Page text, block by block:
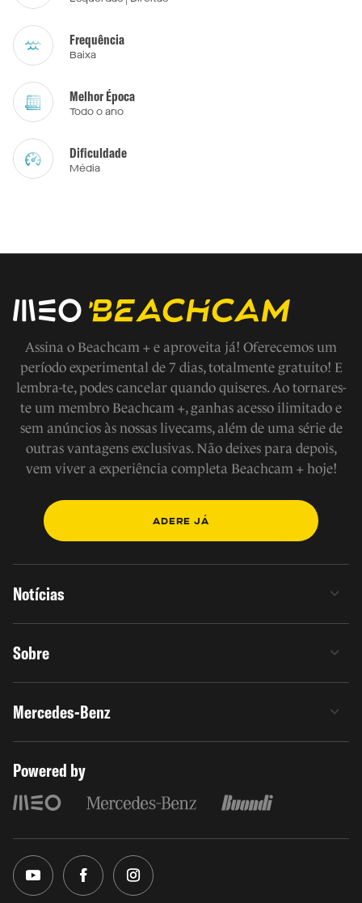
Frequência
Baixa
Melhor Época
Todo o ano
Dificuldade
Média
Assina o Beachcam + e aproveita já! Oferecemos um
período experimental de 7 dias, totalmente gratuito! E
lembra-te, podes cancelar quando quiseres. Ao tornares-
te um membro Beachcam +, ganhas acesso ilimitado e
sem anúncios às nossas livecams, além de uma série de
outras vantagens exclusivas. Não deixes para depois,
vem viver a experiência completa Beachcam + hoje!
ADERE JÁ
Notícias
Sobre
Mercedes-Benz
Powered by